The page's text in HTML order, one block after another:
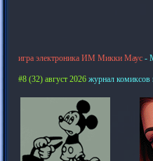
игра электроника ИМ Микки Маус -
#8 (32) август 2026 журнал комиксов